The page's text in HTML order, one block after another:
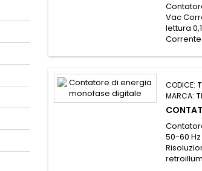
Vac
lettura
Corrente
CODICE:
MARCA:
50-60